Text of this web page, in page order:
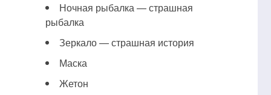
Ночная рыбалка — страшная
рыбалка
Зеркало — страшная история
Маска
Жетон